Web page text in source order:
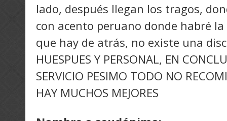
lado, después llegan los tragos,
con acento peruano donde habré
que hay de atrás, no existe una
HUESPUES Y PERSONAL, EN
SERVICIO PESIMO TODO NO
HAY MUCHOS MEJORES